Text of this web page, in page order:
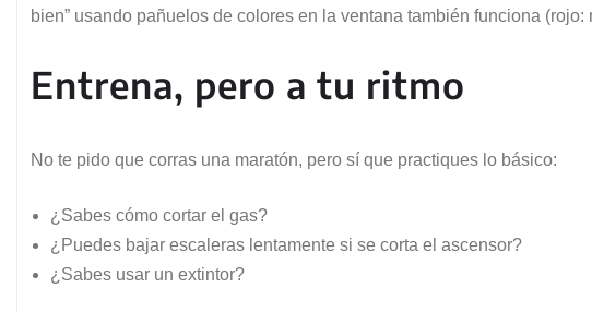
bien” usando pañuelos de colores en la ventana también funciona
Entrena, pero a tu ritmo
No te pido que corras una maratón, pero sí que practiques lo básico:
¿Sabes cómo cortar el gas?
¿Puedes bajar escaleras lentamente si se corta el ascensor?
¿Sabes usar un extintor?